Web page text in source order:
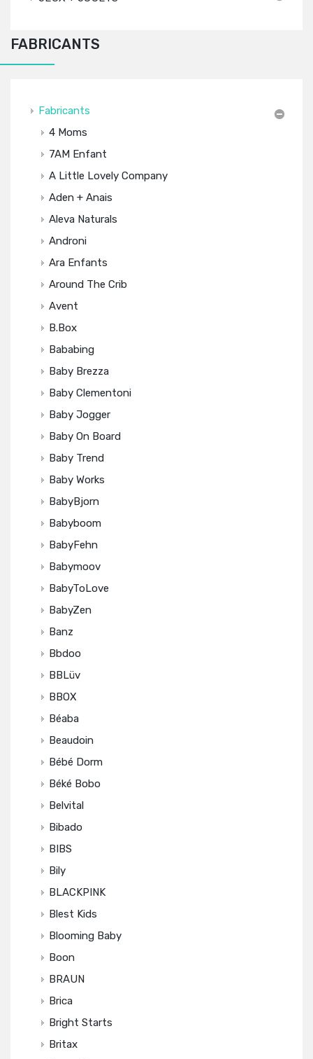
FABRICANTS
Fabricants
4 Moms
7AM Enfant
A Little Lovely Company
Aden + Anais
Aleva Naturals
Androni
Ara Enfants
Around The Crib
Avent
B.box
Bababing
Baby Brezza
Baby Clementoni
Baby Jogger
Baby On Board
Baby Trend
Baby Works
BabyBjorn
Babyboom
BabyFehn
Babymoov
BabyToLove
BabyZen
Banz
Bbdoo
BBLüv
BBOX
Béaba
Beaudoin
Bébé Dorm
Béké Bobo
Belvital
Bibado
BIBS
Bily
BLACKPINK
Blest Kids
Blooming Baby
Boon
BRAUN
Brica
Bright Starts
Britax